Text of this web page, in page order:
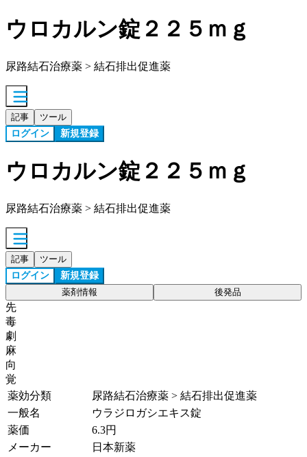
ウロカルン錠２２５ｍｇ
尿路結石治療薬 > 結石排出促進薬
記事 ツール
ログイン 新規登録
ウロカルン錠２２５ｍｇ
尿路結石治療薬 > 結石排出促進薬
記事 ツール
ログイン 新規登録
薬剤情報 後発品
先
毒
劇
麻
向
覚
薬効分類
尿路結石治療薬 > 結石排出促進薬
一般名
ウラジロガシエキス錠
薬価
6.3円
メーカー
日本新薬